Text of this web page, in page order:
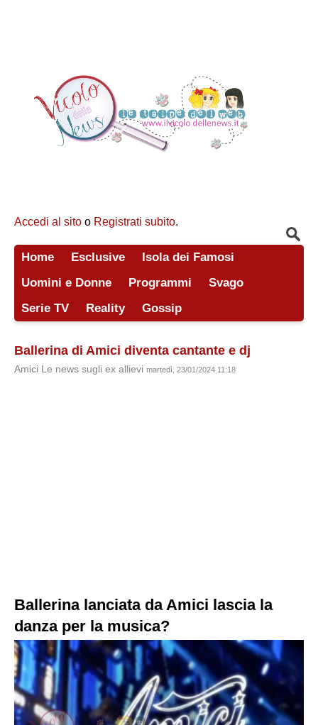
Accedi al sito o Registrati subito.
Home Esclusive
Isola dei Famosi
Uomini e Donne
Programmi
Svago
Serie TV
Reality Gossip
Ballerina di Amici diventa cantante e dj
Amici Le news sugli ex allievi martedì, 23/01/2024 11:18
Ballerina lanciata da Amici lascia la
danza per la musica?